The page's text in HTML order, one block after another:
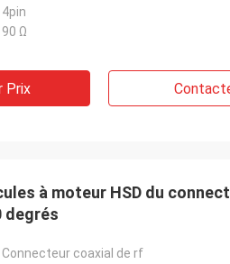
4pin
90 Ω
Prix
à moteur HSD du
degrés
Connecteur coaxial de rf